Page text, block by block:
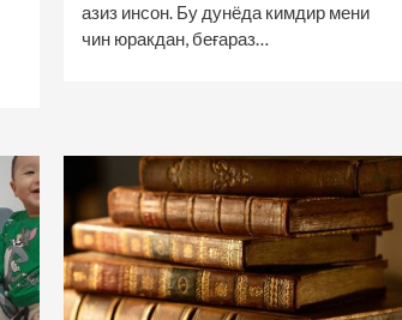
азиз инсон. Бу дунёда кимдир мени
чин юракдан, беғараз…